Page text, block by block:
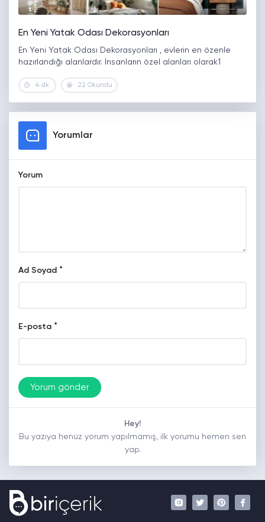
En Yeni Yatak Odası Dekorasyonları
En Yeni Yatak Odası Dekorasyonları , evlerin en özenle
hazırlandığı alanlardır. İnsanların özel alanları olarak1
4 dk. 22 Okundu
Yorumlar
Yorum
Ad Soyad *
E-posta *
Hey!
Bu yazıya henüz yorum yapılmamış, ilk yorumu hemen sen
yap.